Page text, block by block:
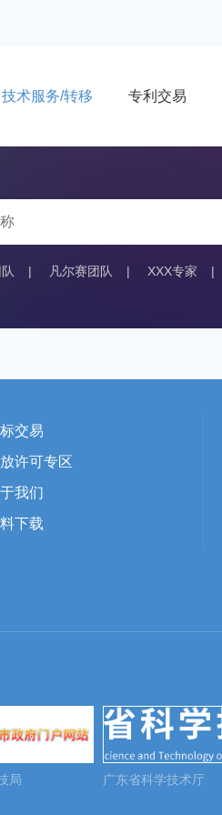
技术服务/转移 专利交易
| 凡尔赛团队 | XXX专家 |
交易
许可专区
我们
下载
局 广东省科学技术厅